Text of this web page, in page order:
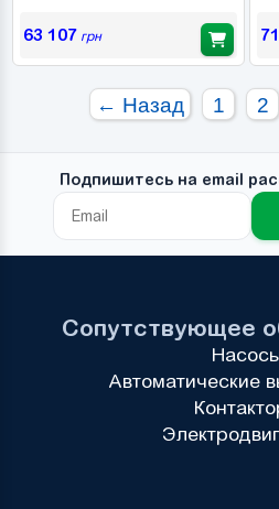
63 107 грн
← Назад 1 2
Подпишитесь на email
Сопутствующее
Автоматические